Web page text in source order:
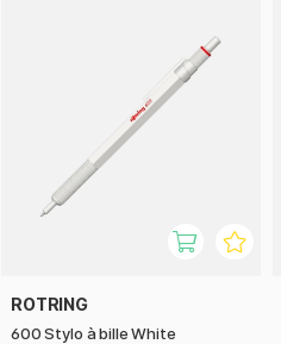
ROTRING
600 Stylo à bille White